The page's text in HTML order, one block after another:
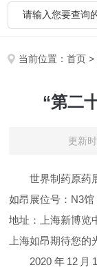
当前位置：首页 >
“第二
更新
世界制药原药
如昂展位号：N3馆
地址：上海新博览
上海如昂期待您的
2020年12月